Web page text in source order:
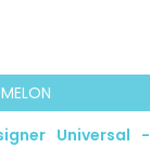
Universal -